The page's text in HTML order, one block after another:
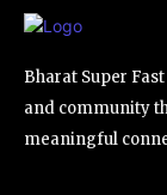
Bharat Super
and community
meaningful